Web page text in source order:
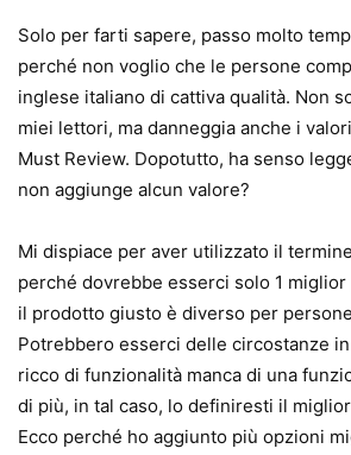
Solo per farti sapere, passo molto
perché non voglio che le persone
inglese italiano di cattiva qualità. Non
miei lettori, ma danneggia anche i
Must Review. Dopotutto, ha senso
non aggiunge alcun valore?
Mi dispiace per aver utilizzato il termine
perché dovrebbe esserci solo 1
il prodotto giusto è diverso per
Potrebbero esserci delle circostanze
ricco di funzionalità manca di una
di più, in tal caso, lo definiresti il
Ecco perché ho aggiunto più opzioni